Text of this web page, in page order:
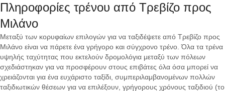
Πληροφορίες τρένου από Τρεβίζο προς
Μιλάνο
Μεταξύ των κορυφαίων επιλογών για να ταξιδέψετε από Τρεβίζο προς
Μιλάνο είναι να πάρετε ένα γρήγορο και σύγχρονο τρένο. Όλα τα τρένα
υψηλής ταχύτητας που εκτελούν δρομολόγια μεταξύ των πόλεων
σχεδιάστηκαν για να προσφέρουν στους επιβάτες όλα όσα μπορεί να
χρειάζονται για ένα ευχάριστο ταξίδι, συμπεριλαμβανομένων πολλών
ταξιδιωτικών θέσεων για να επιλέξουν, γρήγορους χρόνους ταξιδιού (το